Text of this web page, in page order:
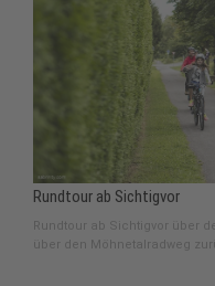
Rundtour ab Sichtigvor
Rundtour ab Sichtigvor über
über den Möhnetalradweg